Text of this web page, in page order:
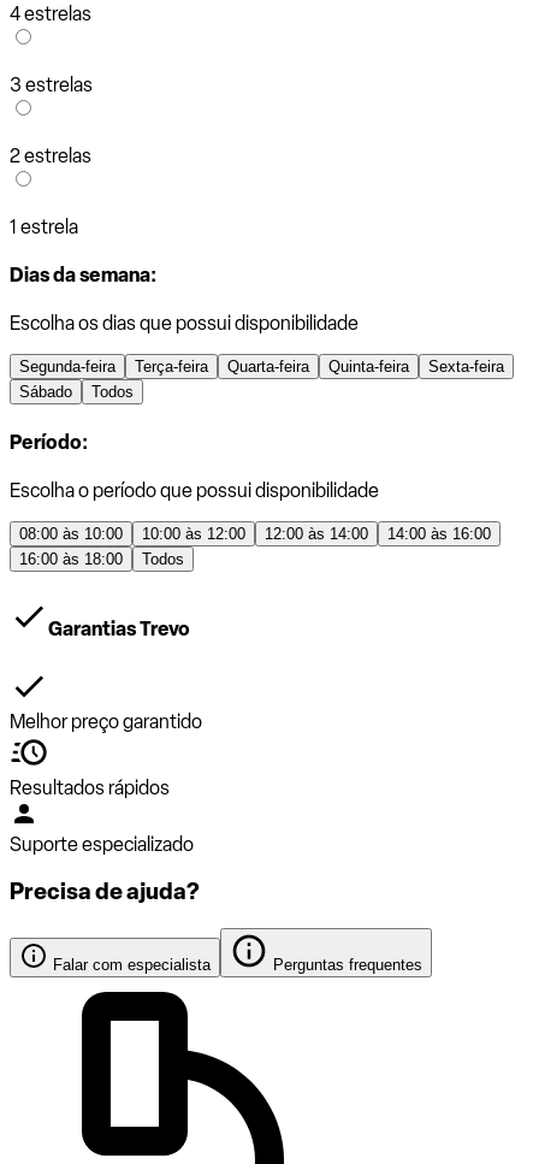
4 estrelas
3 estrelas
2 estrelas
1 estrela
Dias da semana:
Escolha os dias que possui disponibilidade
Segunda-feira Terça-feira Quarta-feira Quinta-feira
Sexta-feira
Sábado
Todos
Período:
Escolha o período que possui disponibilidade
08:00 às 10:00 10:00 às 12:00 12:00 às 14:00
14:00 às 16:00
16:00 às 18:00
Todos
Garantias Trevo
Melhor preço garantido
Resultados rápidos
Suporte especializado
Precisa de ajuda?
Falar com especialista Perguntas frequentes